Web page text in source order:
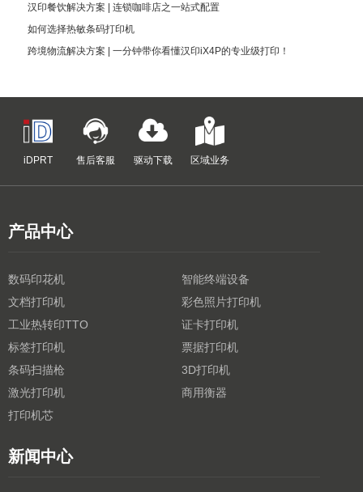
汉印餐饮解决方案 | 连锁咖啡店之一站式配置
如何选择热敏条码打印机
跨境物流解决方案 | 一分钟带你看懂汉印iX4P的专业级打印！
iDPRT 售后客服 驱动下载 区域业务
产品中心
数码印花机
智能终端设备
文档打印机
彩色照片打印机
工业热转印TTO
证卡打印机
标签打印机
票据打印机
条码扫描枪
3D打印机
激光打印机
商用衡器
打印机芯
新闻中心